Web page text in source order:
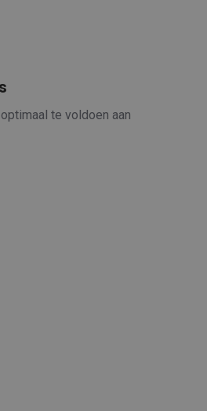
te voldoen aan